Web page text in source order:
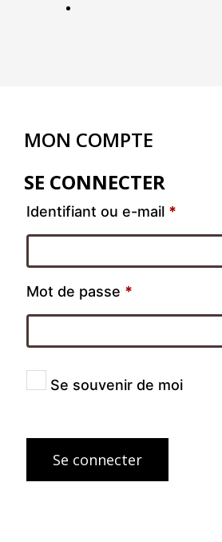
MON COMPTE
SE CONNECTER
Identifiant ou e-mail *
Mot de passe *
Se souvenir de moi
Se connecter